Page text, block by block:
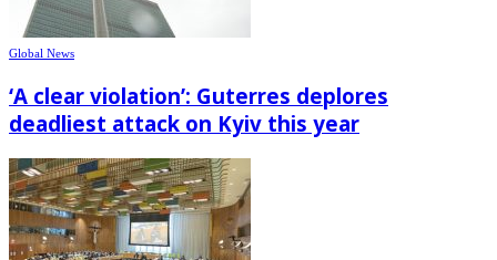
Global News
‘A clear violation’: Guterres deplores
deadliest attack on Kyiv this year